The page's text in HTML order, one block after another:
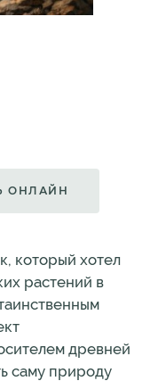
ОНЛАЙН
который хотел
растений в
древней
саму природу